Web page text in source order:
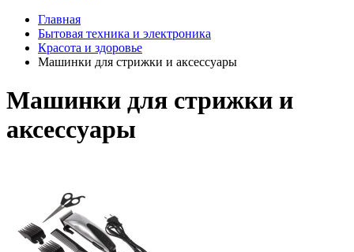
Главная
Бытовая техника и электроника
Красота и здоровье
Машинки для стрижки и аксессуары
Машинки для стрижки и
аксессуары